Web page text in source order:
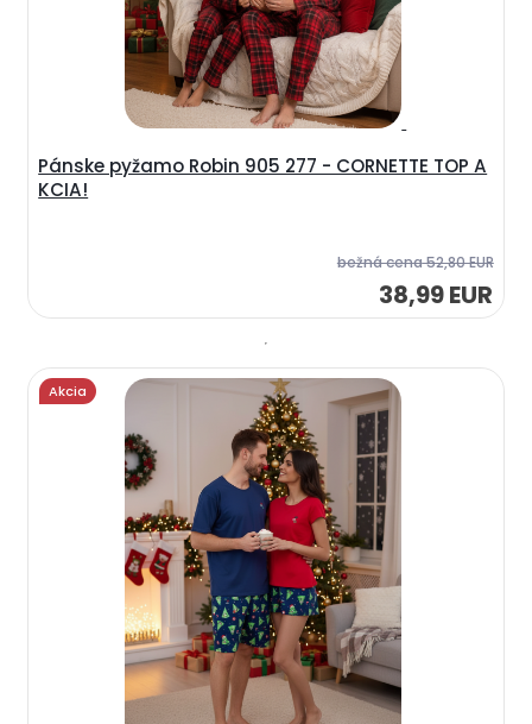
Pánske pyžamo Robin 905 277 - CORNETTE TOP A
KCIA!
bežná cena52,80 EUR
38,99 EUR
Akcia